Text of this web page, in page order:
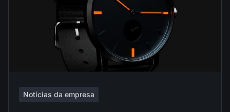
Notícias da empresa